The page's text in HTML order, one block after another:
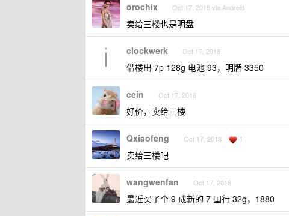
orochix Oct 17, 2018 via Android
卖给三楼也是明盘
clockwerk Oct 17, 2018
借楼出 7p 128g 电池 93，明牌 3350
cein Oct 17, 2018
好价，卖给三楼
Qxiaofeng Oct 17, 2018 1
卖给三楼吧
wangwenfan Oct 17, 2018
最近买了个 9 成新的 7 国行 32g，1880